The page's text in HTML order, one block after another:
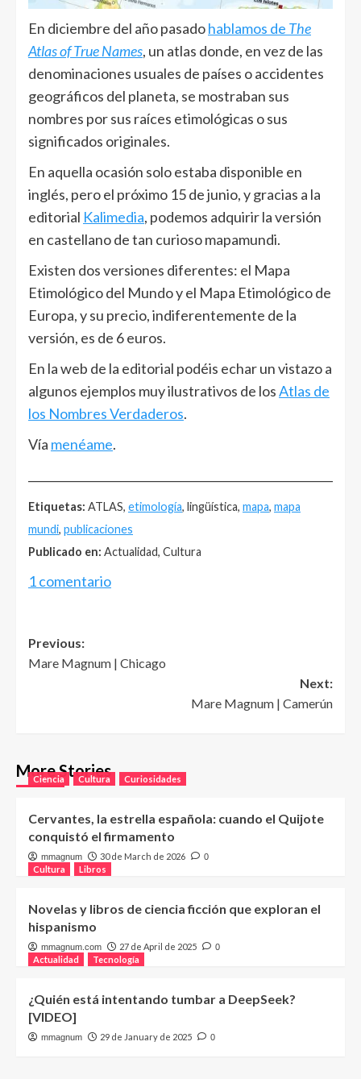
En diciembre del año pasadohablamos de The
Atlas of True Names, un atlas donde, en vez de las
denominaciones usuales de países o accidentes
geográficos del planeta, se mostraban sus
nombres por sus raíces etimológicas o sus
significados originales.
En aquella ocasión solo estaba disponible en
inglés, pero el próximo 15 de junio, y gracias a la
editorial Kalimedia, podemos adquirir la versión
en castellano de tan curioso mapamundi.
Existen dos versiones diferentes: el Mapa
Etimológico del Mundo y el Mapa Etimológico de
Europa, y su precio, indiferentemente de la
versión, es de 6 euros.
En la web de la editorial podéis echar un vistazo a
algunos ejemplos muy ilustrativos de losAtlas de
los Nombres Verdaderos.
Vía menéame.
Etiquetas: ATLAS, etimología, lingüística, mapa, mapa
mundi, publicaciones
Publicado en: Actualidad, Cultura
1 comentario
Post
navigation
Previous:
Mare Magnum | Chicago
Next:
Mare Magnum | Camerún
More Stories
Ciencia Cultura Curiosidades
Cervantes, la estrella española: cuando el Quijote
conquistó el firmamento
mmagnum 30 de March de 2026 0
Cultura Libros
Novelas y libros de ciencia ficción que exploran el
hispanismo
mmagnum.com 27 de April de 2025 0
Actualidad Tecnología
¿Quién está intentando tumbar a DeepSeek?
[VIDEO]
mmagnum 29 de January de 2025 0